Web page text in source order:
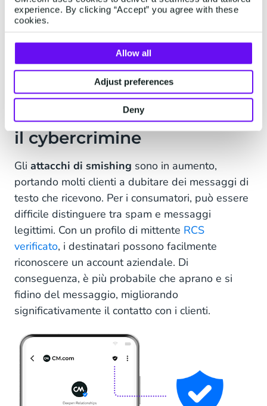
experience. By clicking “Accept” you agree with these
cookies.
Allow all
Adjust preferences
Deny
e consegnati in modo sicuro tramite
i fornitori di telecomunicazioni."
Protezione contro le frodi e
il cybercrimine
Gli attacchi di smishing sono in aumento,
portando molti clienti a dubitare dei messaggi di
testo che ricevono. Per i consumatori, può essere
difficile distinguere tra spam e messaggi
legittimi. Con un profilo di mittente RCS
verificato, i destinatari possono facilmente
riconoscere un account aziendale. Di
conseguenza, è più probabile che aprano e si
fidino del messaggio, migliorando
significativamente il contatto con i clienti.